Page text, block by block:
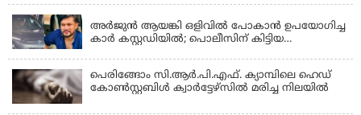
അർജുൻ ആയങ്കി ഒളിവിൽ പോകാൻ ഉപയോഗിച്ച
കാർ കസ്റ്റഡിയിൽ; പൊലീസിന് കിട്ടിയ
പെരിങ്ങോം സി.ആർ.പി.എഫ്. ക്യാമ്പിലെ ഹെഡ്
കോൺസ്റ്റബിൾ ക്വാർട്ടേഴ്സിൽ മരിച്ച നിലയിൽ